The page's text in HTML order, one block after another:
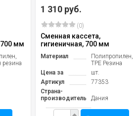
700 мм
резина
1 310 руб.
(0)
Сменная кассета,
гигиеничная, 700 мм
Материал
Полипропилен,
TPE Резина
Цена за
шт.
Артикул
77353
Страна-
производитель
Дания